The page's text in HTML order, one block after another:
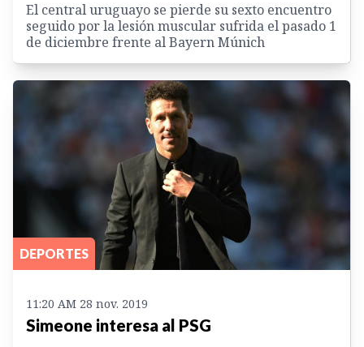
El central uruguayo se pierde su sexto encuentro
seguido por la lesión muscular sufrida el pasado 1
de diciembre frente al Bayern Múnich
DEPORTES
11:20 AM 28 nov. 2019
Simeone interesa al PSG